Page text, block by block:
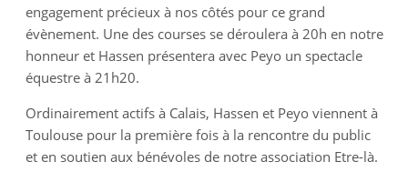
engagement précieux à nos côtés pour ce grand
évènement. Une des courses se déroulera à 20h en notre
honneur et Hassen présentera avec Peyo un spectacle
équestre à 21h20.
Ordinairement actifs à Calais, Hassen et Peyo viennent à
Toulouse pour la première fois à la rencontre du public
et en soutien aux bénévoles de notre association Etre-là.